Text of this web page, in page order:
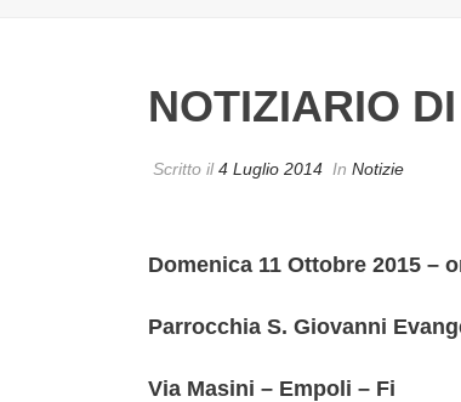
NOTIZIARIO
Scritto il4 Luglio 2014 In Notizie
Domenica 11 Ottobre 2015 –
Parrocchia S. Giovanni
Via Masini – Empoli – Fi